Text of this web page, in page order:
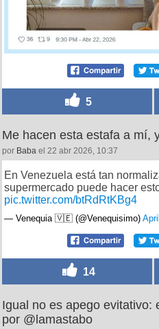
5
Me hacen esta estafa a mí,
por Baba el 22 abr 2026, 10:37
En Venezuela está tan
supermercado puede hacer
pic.twitter.com/btRdRtKBg4
— Venequia 🇻🇪 (@Venequisimo)
14
Igual no es apego evitativo:
por @lamastabo